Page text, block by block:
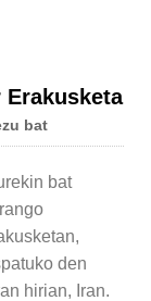
Erakusketa
bat
bat
den
hirian, Iran.